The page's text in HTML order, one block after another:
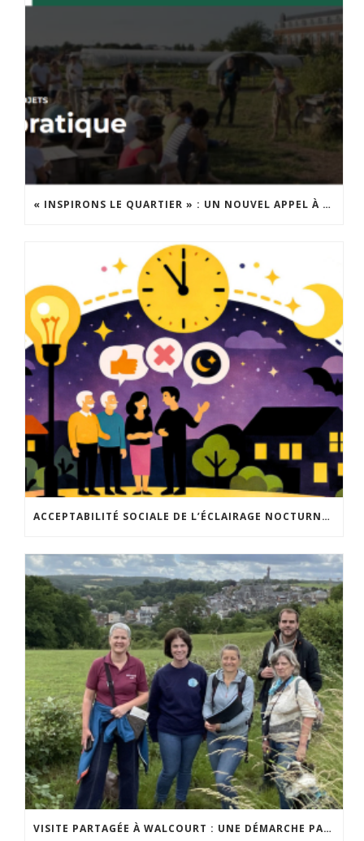
« INSPIRONS LE QUARTIER » : UN NOUVEL APPEL À PROJETS EST LANCÉ !
ACCEPTABILITÉ SOCIALE DE L’ÉCLAIRAGE NOCTURNE : LE REPLAY EST DISPONIBLE
VISITE PARTAGÉE À WALCOURT : UNE DÉMARCHE PARTICIPATIVE ANIMÉE PAR ESPACE ENVIRONNEMENT